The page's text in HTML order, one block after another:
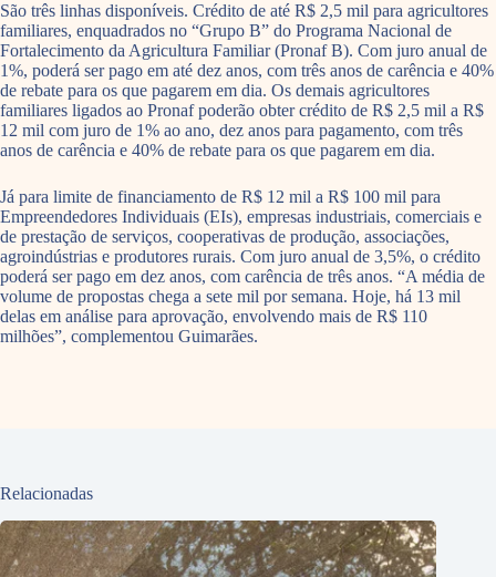
São três linhas disponíveis. Crédito de até R$ 2,5 mil para agricultores
familiares, enquadrados no “Grupo B” do Programa Nacional de
Fortalecimento da Agricultura Familiar (Pronaf B). Com juro anual de
1%, poderá ser pago em até dez anos, com três anos de carência e 40%
de rebate para os que pagarem em dia. Os demais agricultores
familiares ligados ao Pronaf poderão obter crédito de R$ 2,5 mil a R$
12 mil com juro de 1% ao ano, dez anos para pagamento, com três
anos de carência e 40% de rebate para os que pagarem em dia.
Já para limite de financiamento de R$ 12 mil a R$ 100 mil para
Empreendedores Individuais (EIs), empresas industriais, comerciais e
de prestação de serviços, cooperativas de produção, associações,
agroindústrias e produtores rurais. Com juro anual de 3,5%, o crédito
poderá ser pago em dez anos, com carência de três anos. “A média de
volume de propostas chega a sete mil por semana. Hoje, há 13 mil
delas em análise para aprovação, envolvendo mais de R$ 110
milhões”, complementou Guimarães.
Relacionadas